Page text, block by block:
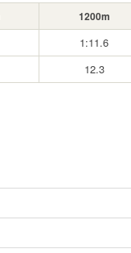
1200m
1:11.6
12.3